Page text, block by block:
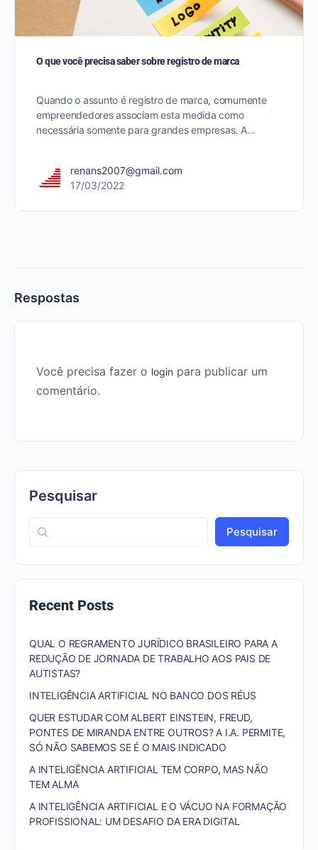
O que você precisa saber sobre registro de marca
Quando o assunto é registro de marca, comumente
empreendedores associam esta medida como
necessária somente para grandes empresas. A…
renans2007@gmail.com
17/03/2022
Respostas
Você precisa fazer o login para publicar um
comentário.
Pesquisar
Pesquisar
Recent Posts
QUAL O REGRAMENTO JURÍDICO BRASILEIRO PARA A
REDUÇÃO DE JORNADA DE TRABALHO AOS PAIS DE
AUTISTAS?
INTELIGÊNCIA ARTIFICIAL NO BANCO DOS RÉUS
QUER ESTUDAR COM ALBERT EINSTEIN, FREUD,
PONTES DE MIRANDA ENTRE OUTROS? A I.A. PERMITE,
SÓ NÃO SABEMOS SE É O MAIS INDICADO
A INTELIGÊNCIA ARTIFICIAL TEM CORPO, MAS NÃO
TEM ALMA
A INTELIGÊNCIA ARTIFICIAL E O VÁCUO NA FORMAÇÃO
PROFISSIONAL: UM DESAFIO DA ERA DIGITAL